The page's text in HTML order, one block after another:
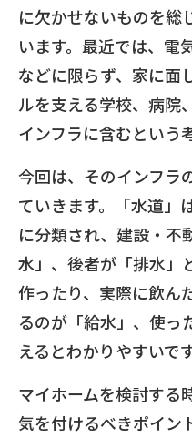
に欠かせないものを総
います。最近では、電
などに限らず、家に面
ルを支える学校、病院
インフラに含むという
今回は、そのインフラ
ていきます。「水道」
に分類され、建設・不
水」、後者が「排水」
作ったり、実際に飲ん
るのが「給水」、使っ
えるとわかりやすいで
マイホームを検討する
気を付けるべきポイン